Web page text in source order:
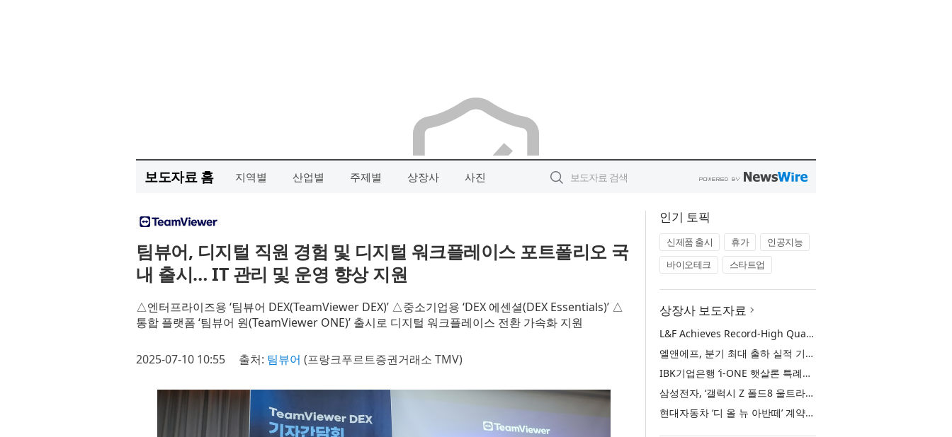
보도자료 홈 지역별 산업별 주제별 상장사 사진
팀뷰어, 디지털 직원 경험 및 디지털 워크플레이스 포트폴리오 국
내 출시… IT 관리 및 운영 향상 지원
△엔터프라이즈용 ‘팀뷰어 DEX(TeamViewer DEX)’ △중소기업용 ‘DEX 에센셜(DEX Essentials)’ △
통합 플랫폼 ‘팀뷰어 원(TeamViewer ONE)’ 출시로 디지털 워크플레이스 전환 가속화 지원
2025-07-10 10:55 출처: 팀뷰어 (프랑크푸르트증권거래소 TMV)
인기 토픽
신제품 출시 휴가
인공지능
바이오테크
스타트업
상장사 보도자료
L&F Achieves Record-High Quarterly Shipments, Begins LFP Supply for North American ESS in Q3 Advancing its Two-Track NCM and LFP Growth Strategy
엘앤에프, 분기 최대 출하 실적 기록… 3분기 북미 ESS향 LFP 공급 착수 NCM+LFP ‘2-Track’ 성장 전략 실현
IBK기업은행 ‘i-ONE 햇살론 특례보증’ 출시
삼성전자, ‘갤럭시 Z 폴드8 울트라·폴드8·플립8’과 ‘갤럭시 워치 울트라2·워치9’ 국내 공식 출시
현대자동차 ‘디 올 뉴 아반떼’ 계약 첫날 1만 대 돌파